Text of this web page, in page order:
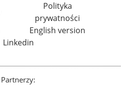
Polityka
prywatności
English version
Linkedin
Partnerzy: